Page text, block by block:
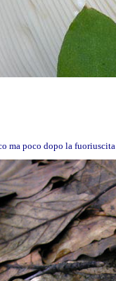
ma poco dopo la